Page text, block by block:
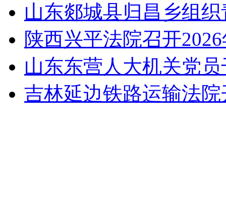
山东郯城县归昌乡组
陕西兴平法院召开
山东东营人大机关党
吉林延边铁路运输法